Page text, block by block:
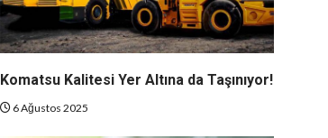
Komatsu Kalitesi Yer Altına da Taşınıyor!
6 Ağustos 2025